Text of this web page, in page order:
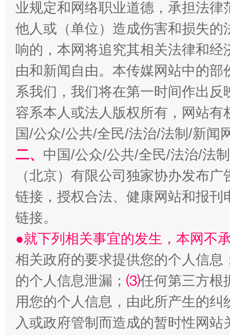
习近平的博鳌关键词
魏明亮
“刷贴”乱象丛生
业规定和网络职业道德，承担法
他人或（单位）造成伤害和损失
响的，本网将追究其相关法律和
由和新闻自由。本传媒网站中的
系我们，我们将在第一时间作出
容系本人或法人版权所有，网站
国/公众/公共/全民/法治/法制/新闻
二、 中国/公众/公共/全民/法治/法
（北京）有限公司独家协办发布
链接，授权合法、健康网站和报
链接。
●就下列相关事宜的发生，本网不
相关政府的要求提供您的个人信息
的个人信息泄漏； ⑶任何第三方根
用您的个人信息，由此所产生的纠
入或政府管制而造成的暂时性网